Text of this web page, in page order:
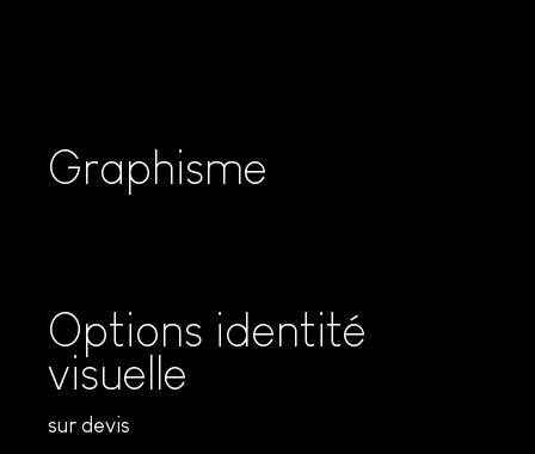
Graphisme
Options identité
visuelle
sur devis